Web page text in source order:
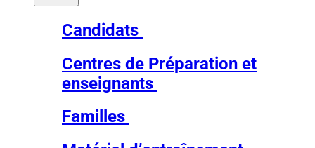
Candidats
Centres de Préparation et
enseignants
Familles